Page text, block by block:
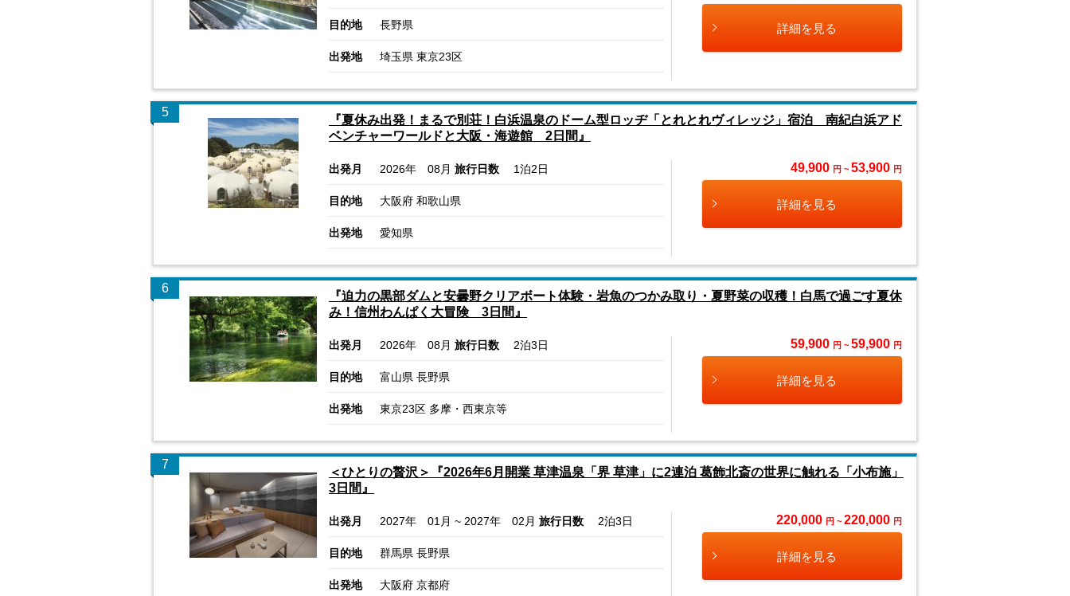
目的地 長野県
出発地 埼玉県 東京23区
詳細を見る
5
『夏休み出発！まるで別荘！白浜温泉のドーム型ロッヂ「とれとれヴィレッジ」宿泊 南紀白浜アド
ベンチャーワールドと大阪・海遊館 2日間』
出発月 2026年 08月 旅行日数 1泊2日
目的地 大阪府 和歌山県
出発地 愛知県
49,900 円 ~ 53,900 円
詳細を見る
6
『迫力の黒部ダムと安曇野クリアボート体験・岩魚のつかみ取り・夏野菜の収穫！白馬で過ごす夏休
み！信州わんぱく大冒険 3日間』
出発月 2026年 08月 旅行日数 2泊3日
目的地 富山県 長野県
出発地 東京23区 多摩・西東京等
59,900 円 ~ 59,900 円
詳細を見る
7
＜ひとりの贅沢＞『2026年6月開業 草津温泉「界 草津」に2連泊 葛飾北斎の世界に触れる「小布施」
3日間』
出発月 2027年 01月 ~ 2027年 02月 旅行日数 2泊3日
目的地 群馬県 長野県
出発地 大阪府 京都府
220,000 円 ~ 220,000 円
詳細を見る